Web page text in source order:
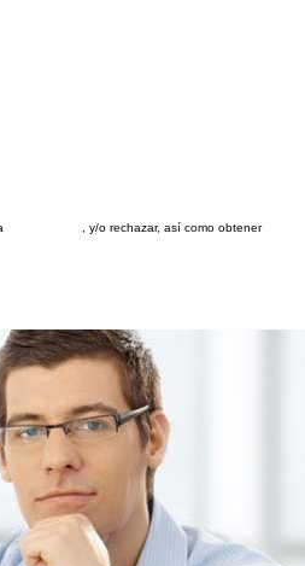
, y/o rechazar, así como obtener